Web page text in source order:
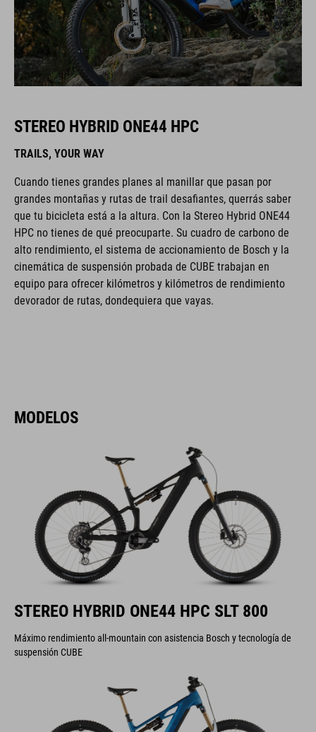
STEREO HYBRID ONE44 HPC
TRAILS, YOUR WAY
Cuando tienes grandes planes al manillar que pasan por
grandes montañas y rutas de trail desafiantes, querrás saber
que tu bicicleta está a la altura. Con la Stereo Hybrid ONE44
HPC no tienes de qué preocuparte. Su cuadro de carbono de
alto rendimiento, el sistema de accionamiento de Bosch y la
cinemática de suspensión probada de CUBE trabajan en
equipo para ofrecer kilómetros y kilómetros de rendimiento
devorador de rutas, dondequiera que vayas.
MODELOS
STEREO HYBRID ONE44 HPC SLT 800
Máximo rendimiento all-mountain con asistencia Bosch y tecnología de
suspensión CUBE